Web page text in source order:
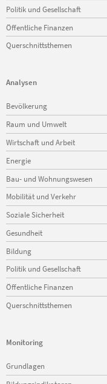
Politik und Gesellschaft
Öffentliche Finanzen
Querschnittsthemen
Analysen
Navigation
überspringen
Bevölkerung
Raum und Umwelt
Wirtschaft und Arbeit
Energie
Bau- und Wohnungswesen
Mobilität und Verkehr
Soziale Sicherheit
Gesundheit
Bildung
Politik und Gesellschaft
Öffentliche Finanzen
Querschnittsthemen
Monitoring
Navigation
überspringen
Grundlagen